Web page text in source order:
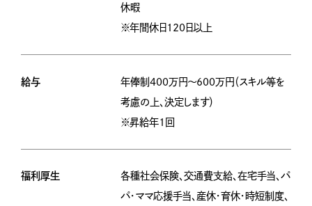
休暇
※年間休日120日以上
給与
年俸制400万円〜600万円（スキル等を
考慮の上、決定します）
※昇給年1回
福利厚生
各種社会保険、交通費支給、在宅手当、パ
パ・ママ応援手当、産休・育休・時短制度、